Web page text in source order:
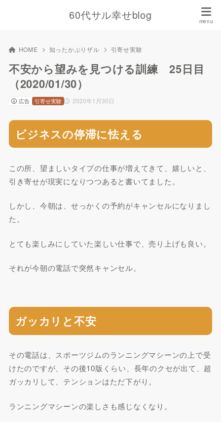
60代サル幸せblog
HOME 知ったかぶりザル 引寄せ実験
不安から望みを見つける訓練 25日目
（2020/01/30）
広告 2020年1月30日
引寄せ実験
ビジネスの停滞に怯える
この所、望ましいタイプの仕事が増えてきて、嬉しいと、
引き寄せが現実になりつつあると書いてました。
しかし、今朝は、せっかくの予約がキャンセルになりまし
た。
とても楽しみにしていた楽しい仕事で、売り上げも良い。
それが今朝の電話で突然キャンセル。
ガッカリと不安
その電話は、スポーツジムのランニングマシーンの上で受
けたのですが、その後10版くらい、長年のクセが出て、超
ガッカリして、テンションはただ下がり。
ランニングマシーンの楽しさも感じなくなり。